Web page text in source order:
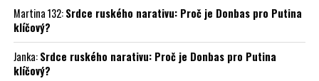
Martina 132:Srdce ruského narativu: Proč je Donbas pro Putina
klíčový?
Janka:Srdce ruského narativu: Proč je Donbas pro Putina
klíčový?